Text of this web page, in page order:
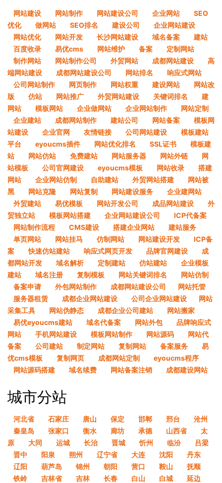
网站建设 网站制作 网站建设公司 企业网站
SEO
优化
做网站 SEO排名 建设公司
企业网站建设
网站优化
网站开发 长沙网站建设 域名备案
建站
百度收录
易优cms 网站维护 备案
定制网站
制作网站
网站制作公司 外贸网站 成都网站建设
高
端网站建设
成都网站建设公司 网站排名
响应式网站
公司网站制作
网页制作 网站权重 建设网站
网站改
版
仿站 网站推广 外贸网站建设 关键词排名
建
网站
模板网站 企业做网站 企业网站制作
网站定制
企业建站
成都网站制作 建站公司 网站备案
模板网
站建设
企业官网 友情链接 公司网站建设
模板建站
平台
eyoucms插件 网站优化排名 SSL证书
模板建
站
网站仿站 免费建站 网站服务器 网站外链
网
站模板
公司官网建设 eyoucms模板 网站收录
搭建
网站
企业网站仿制 自助建站 外贸网站搭建
网站被
黑
网站克隆 网站复制 网站建设服务
企业建网站
外贸建站
易优模板 网站开发公司 成品网站建设
外
贸独立站
模板网站搭建 企业网站建设公司
ICP代备案
网站制作流程
CMS建设 搭建企业网站
建站服务
单页网站
网站挂马 仿制网站 网站建设开发
ICP备
案
快速仿站建站 响应式网页开发 品牌官网建设
成
都网站开发
域名解析 定制建站 仿站建站
企业模板
建站
域名注册 复制模板 网站关键词排名
网站仿制
备案申请
外包网站制作 成都网站建设公司​
网站托管
服务器租赁
成都企业网站建设 公司企业网站建设​
网站
采集工具
网站伪静态 成都企业公司建站
网站搬家
易优eyoucms建站
域名代备案 网站外包
品牌响应式
网站
手机网站建设 模板网站制作 网站源码
网站代
备案
公司建站 制定网站 复制网站 备案服务
易
优cms模板
复制网页 成都网站定制
eyoucms程序
网站源码搭建
域名续费 网站备案注销 成都建设网站
城市分站
河北省 石家庄 唐山 保定 邯郸 邢台
沧州
秦皇岛
张家口 衡水 廊坊 承德 山西省
太
原
大同 运城 长治 晋城 忻州 临汾
吕梁
晋中
阳泉 朔州 辽宁省 大连 沈阳
丹东
辽阳
葫芦岛 锦州 朝阳 营口 鞍山
抚顺
铁岭
吉林省 吉林 长春 白山 白城 延边